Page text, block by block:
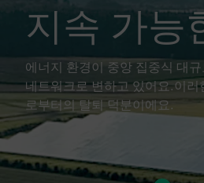
지속 가능
에너지 환경이 중앙 집중식 대
네트워크로 변하고 있어요.이
로부터의 탈퇴 덕분이에요.